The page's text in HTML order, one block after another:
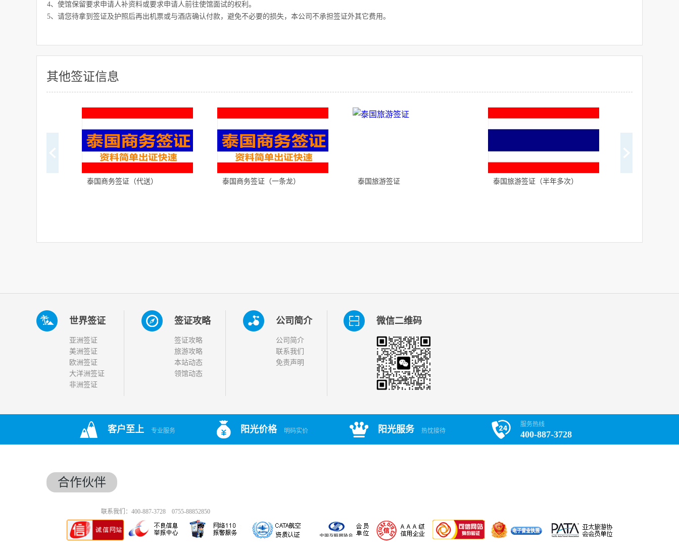
4、使馆保留要求申请人补资料或要求申请人前往使馆面试的权利。
5、请您待拿到签证及护照后再出机票或与酒店确认付款，避免不必要的损失，本公司不承担签证外其它费用。
其他签证信息
泰国商务签证（代送） 泰国商务签证（一条龙） 泰国旅游签证 泰国旅游签证（半年多次）
世界签证
亚洲签证
美洲签证
欧洲签证
大洋洲签证
非洲签证
签证攻略
签证攻略
旅游攻略
本站动态
领馆动态
公司简介
公司简介
联系我们
免责声明
微信二维码
客户至上 专业服务 阳光价格 明码实价 阳光服务 热忱接待
服务热线
400-887-3728
合作伙伴
联系我们：400-887-3728 0755-88852850